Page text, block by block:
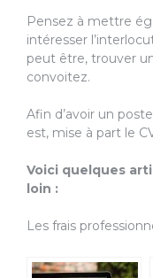
Pensez à mettre
intéresser
peut être, trouver
convoitez.
Afin d’avoir un
est, mise à part le
Voici quelques
loin :
Les frais